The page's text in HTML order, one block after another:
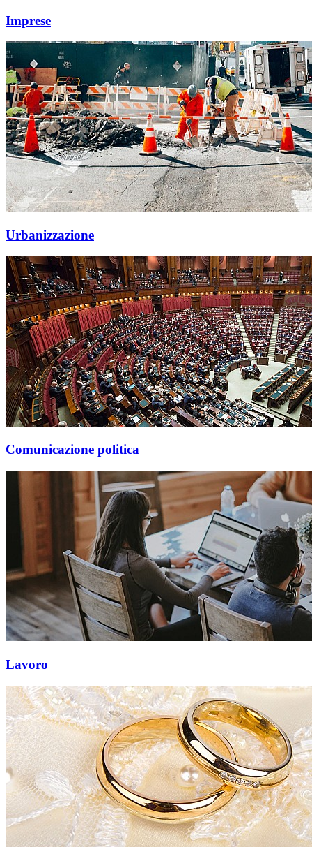
Imprese
Urbanizzazione
Comunicazione politica
Lavoro